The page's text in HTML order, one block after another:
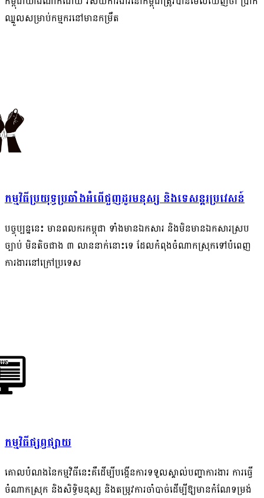
ឈ្នួលសម្រាប់កម្មករនៅមានកម្រឹត
កម្មវិធីប្រយុទ្ធប្រឆាំងអំពើជួញដូរមនុស្ស និងទេសន្ដរប្រវេសន៍
បច្ចុប្បន្ននេះ មានពលករកម្ពុជា ទាំងមានឯកសារ និងមិនមានឯកសារស្រប
ច្បាប់ មិនតិចជាង ៣ លាននាក់នោះទេ ដែលកំពុងចំណាកស្រុកទៅបំពេញ
ការងារនៅក្រៅប្រទេស
កម្មវិធីផ្សព្វផ្សាយ
គោលបំណងនៃកម្មវិធីនេះគឺដើម្បីបង្កើនការទទួលស្គាល់បញ្ហាការងារ ការធ្វើ
ចំណាកស្រុក និងសិទ្ធិមនុស្ស និងតម្រូវការចាំបាច់ដើម្បីឱ្យមានកំណែទម្រង់